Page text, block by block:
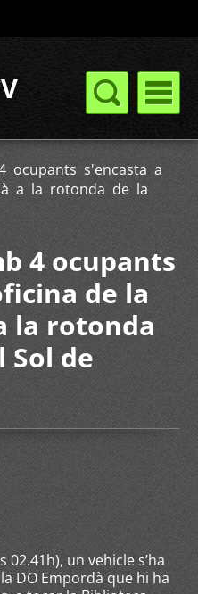
ocupants s'encasta a
a la rotonda de la
4 ocupants
de la
la rotonda
Sol de
un vehicle s’ha
DO Empordà que hi ha